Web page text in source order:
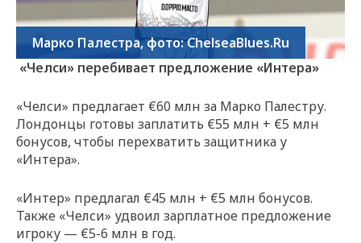
Марко Палестра, фото: ChelseaBlues.Ru
«Челси» перебивает предложение «Интера»
«Челси» предлагает €60 млн за Марко Палестру.
Лондонцы готовы заплатить €55 млн + €5 млн
бонусов, чтобы перехватить защитника у
«Интера».
«Интер» предлагал €45 млн + €5 млн бонусов.
Также «Челси» удвоил зарплатное предложение
игроку — €5-6 млн в год.